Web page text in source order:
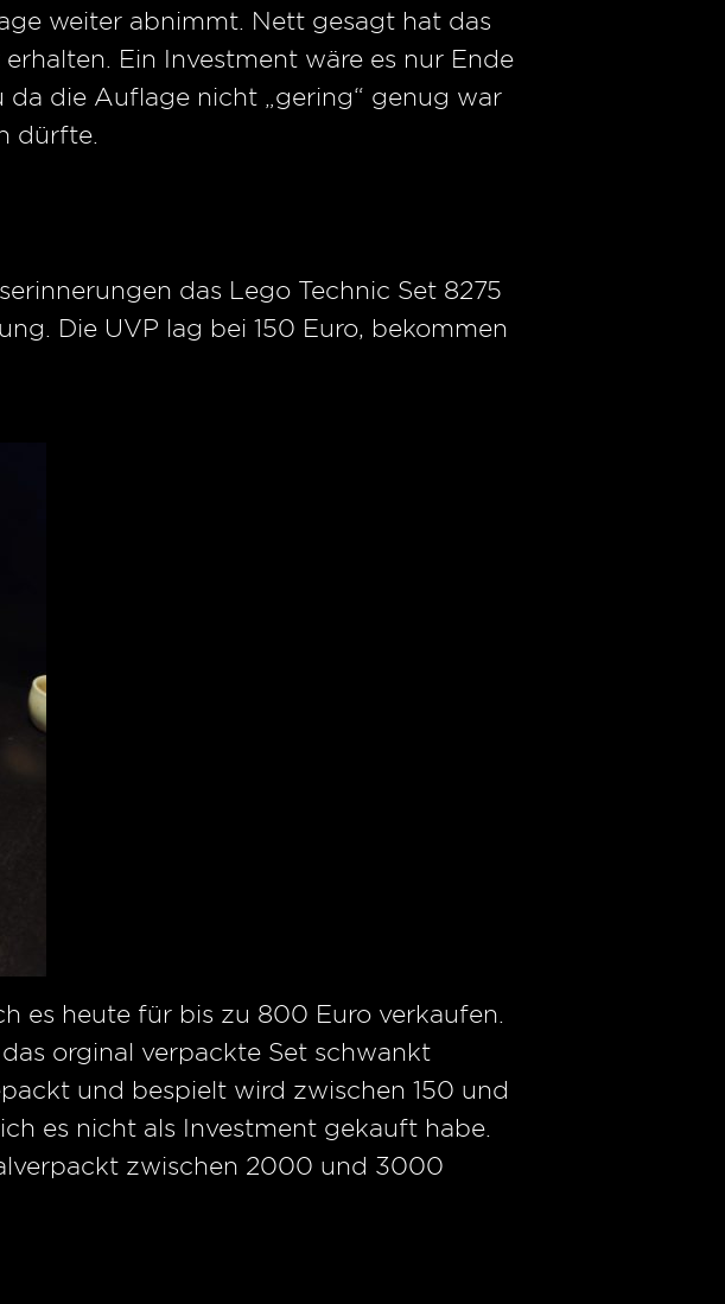
weiter abnimmt. Nett gesagt hat das
Ein Investment wäre es nur Ende
da die Auflage nicht „gering“ genug war
dürfte.
das Lego Technic Set 8275
Die UVP lag bei 150 Euro, bekommen
es heute für bis zu 800 Euro verkaufen.
orginal verpackte Set schwankt
und bespielt wird zwischen 150 und
es nicht als Investment gekauft habe.
zwischen 2000 und 3000